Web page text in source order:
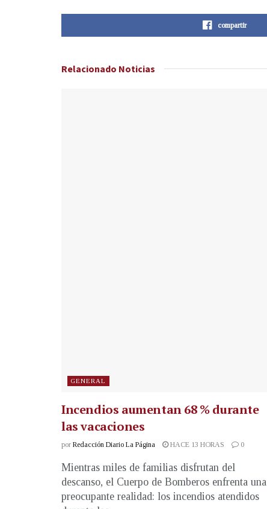
compartir
Relacionado Noticias
GENERAL
Incendios aumentan 68 % durante
las vacaciones
por Redacción Diario La Página HACE 13 HORAS 0
Mientras miles de familias disfrutan del
descanso, el Cuerpo de Bomberos enfrenta una
preocupante realidad: los incendios atendidos